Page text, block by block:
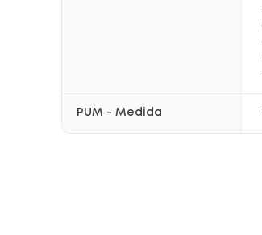
PUM - Medida